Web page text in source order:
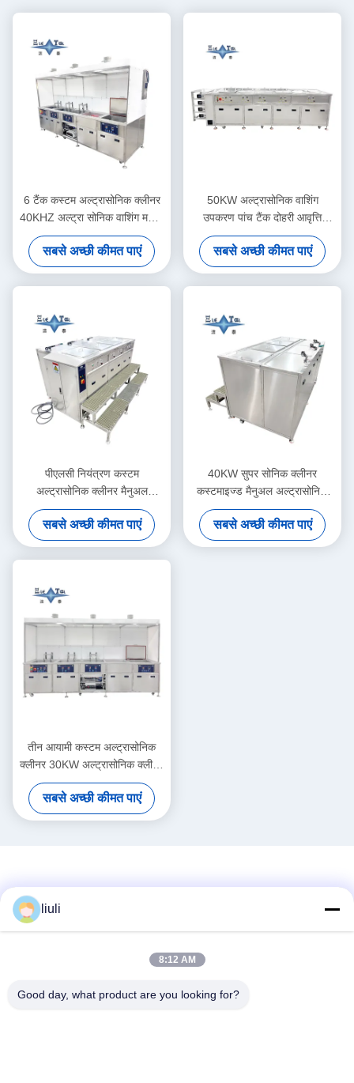
6 टैंक कस्टम अल्ट्रासोनिक क्लीनर
40KHZ अल्ट्रा सोनिक वाशिंग मशीन
30KW
सबसे अच्छी कीमत पाएं
50KW अल्ट्रासोनिक वाशिंग
उपकरण पांच टैंक दोहरी आवृत्ति
अल्ट्रासोनिक क्लीनर अनुकूलित
सबसे अच्छी कीमत पाएं
पीएलसी नियंत्रण कस्टम
अल्ट्रासोनिक क्लीनर मैनुअल
सुपरसोनिक अल्ट्रासोनिक क्लीनर
40KW
सबसे अच्छी कीमत पाएं
40KW सुपर सोनिक क्लीनर
कस्टमाइज्ड मैनुअल अल्ट्रासोनिक
क्लीनर
सबसे अच्छी कीमत पाएं
तीन आयामी कस्टम अल्ट्रासोनिक
क्लीनर 30KW अल्ट्रासोनिक क्लीनर
वाशिंग मशीन 40KHZ
सबसे अच्छी कीमत पाएं
liuli
8:12 AM
Good day, what product are you looking for?